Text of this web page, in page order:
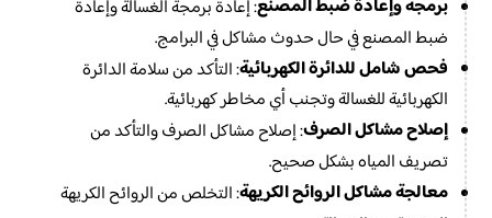
برمجة وإعادة ضبط المصنع: إعادة برمجة الغسالة وإعادة
ضبط المصنع في حال حدوث مشاكل في البرامج.
فحص شامل للدائرة الكهربائية: التأكد من سلامة الدائرة
الكهربائية للغسالة وتجنب أي مخاطر كهربائية.
إصلاح مشاكل الصرف: إصلاح مشاكل الصرف والتأكد من
تصريف المياه بشكل صحيح.
معالجة مشاكل الروائح الكريهة: التخلص من الروائح الكريهة